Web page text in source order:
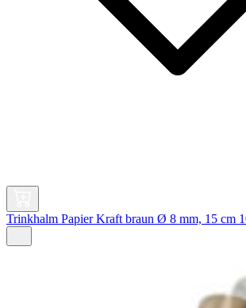
Trinkhalm Papier Kraft braun Ø 8 mm, 15 cm